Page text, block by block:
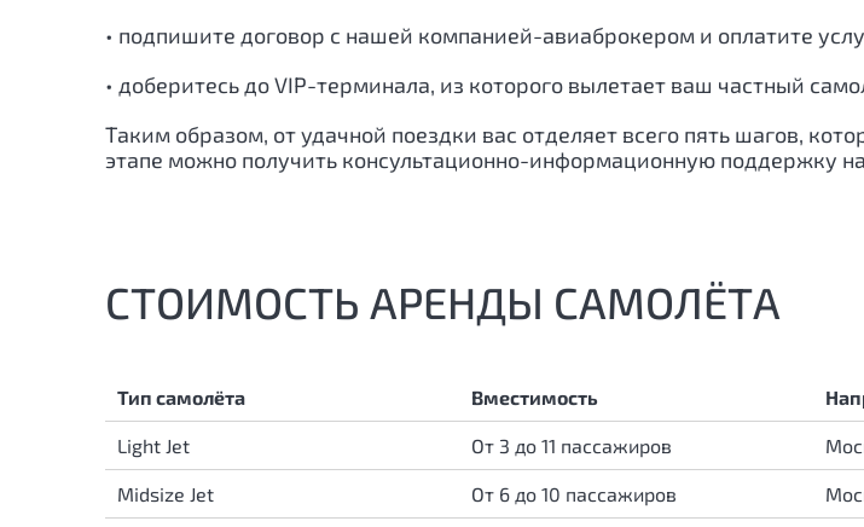
• подпишите договор с нашей компанией-авиаброкером и оплатите
• доберитесь до VIP-терминала, из которого вылетает ваш частный
Таким образом, от удачной поездки вас отделяет всего пять шагов,
этапе можно получить консультационно-информационную поддержку
СТОИМОСТЬ АРЕНДЫ САМОЛЁТА
Тип самолёта Вместимость
Light Jet От 3 до 11 пассажиров
Midsize Jet От 6 до 10 пассажиров